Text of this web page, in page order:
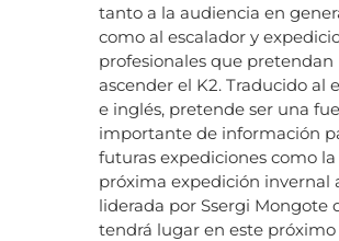
tanto a la audiencia en
como al escalador y
profesionales que pretendan
ascender el K2. Traducido al
e inglés, pretende ser una
importante de información
futuras expediciones como la
próxima expedición invernal
liderada por Ssergi Mongote
tendrá lugar en este próximo